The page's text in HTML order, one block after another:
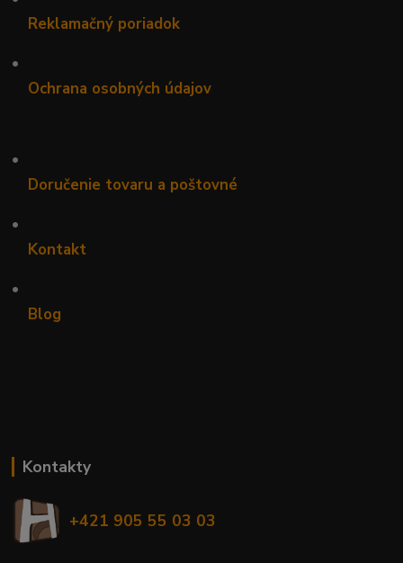
Reklamačný poriadok
•
Ochrana osobných údajov
•
Doručenie tovaru a poštovné
•
Kontakt
•
Blog
Kontakty
+421 905 55 03 03